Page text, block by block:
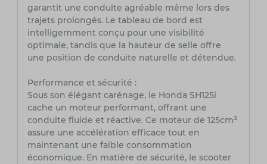
garantit une conduite agréable même lors des
trajets prolongés. Le tableau de bord est
intelligemment conçu pour une visibilité
optimale, tandis que la hauteur de selle offre
une position de conduite naturelle et détendue.
Performance et sécurité :
Sous son élégant carénage, le Honda SH125i
cache un moteur performant, offrant une
conduite fluide et réactive. Ce moteur de 125cm³
assure une accélération efficace tout en
maintenant une faible consommation
économique. En matière de sécurité, le scooter